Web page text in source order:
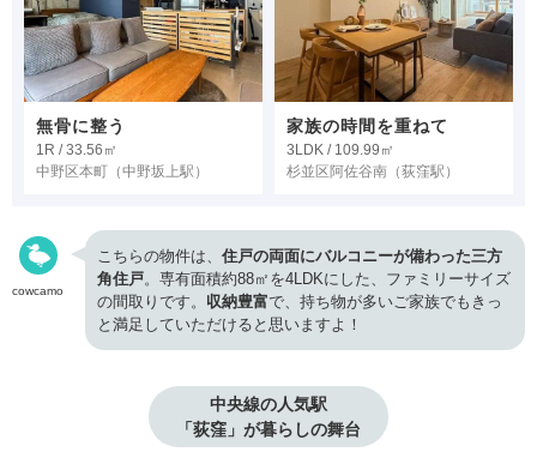
無骨に整う
1R / 33.56㎡
中野区本町 （中野坂上駅）
家族の時間を重ねて
3LDK / 109.99㎡
杉並区阿佐谷南 （荻窪駅）
cowcamo
こちらの物件は、 住戸の両面にバルコニーが備わった三方
角住戸。専有面積約88㎡を4LDKにした、ファミリーサイズ
の間取りです。 収納豊富で、持ち物が多いご家族でもきっ
と満足していただけると思いますよ！
中央線の人気駅
「荻窪」が暮らしの舞台